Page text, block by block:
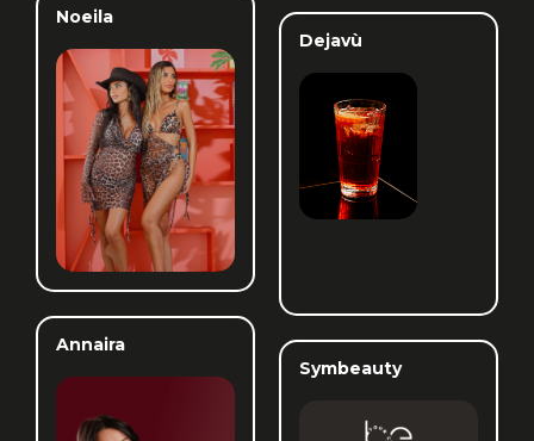
Noeila
Dejavù
Annaira
Symbeauty